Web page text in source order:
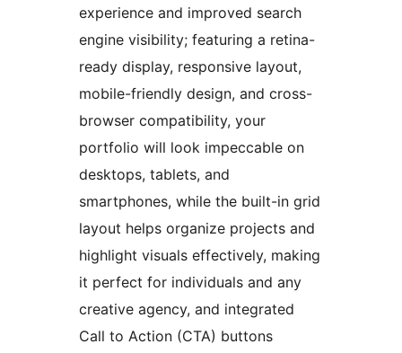
experience and improved search
engine visibility; featuring a retina-
ready display, responsive layout,
mobile-friendly design, and cross-
browser compatibility, your
portfolio will look impeccable on
desktops, tablets, and
smartphones, while the built-in grid
layout helps organize projects and
highlight visuals effectively, making
it perfect for individuals and any
creative agency, and integrated
Call to Action (CTA) buttons